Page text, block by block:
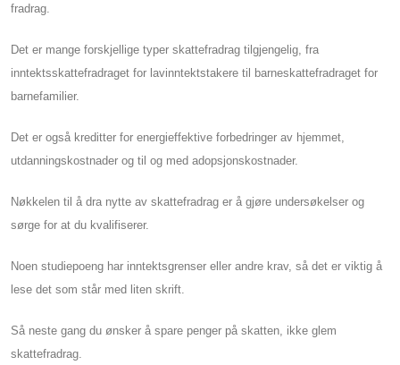
fradrag.
Det er mange forskjellige typer skattefradrag tilgjengelig, fra
inntektsskattefradraget for lavinntektstakere til barneskattefradraget for
barnefamilier.
Det er også kreditter for energieffektive forbedringer av hjemmet,
utdanningskostnader og til og med adopsjonskostnader.
Nøkkelen til å dra nytte av skattefradrag er å gjøre undersøkelser og
sørge for at du kvalifiserer.
Noen studiepoeng har inntektsgrenser eller andre krav, så det er viktig å
lese det som står med liten skrift.
Så neste gang du ønsker å spare penger på skatten, ikke glem
skattefradrag.